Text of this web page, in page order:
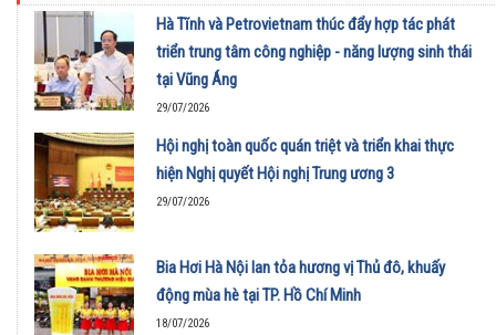
Hà Tĩnh và Petrovietnam thúc đẩy hợp tác phát
triển trung tâm công nghiệp - năng lượng sinh thái
tại Vũng Áng
29/07/2026
Hội nghị toàn quốc quán triệt và triển khai thực
hiện Nghị quyết Hội nghị Trung ương 3
29/07/2026
Bia Hơi Hà Nội lan tỏa hương vị Thủ đô, khuấy
động mùa hè tại TP. Hồ Chí Minh
18/07/2026